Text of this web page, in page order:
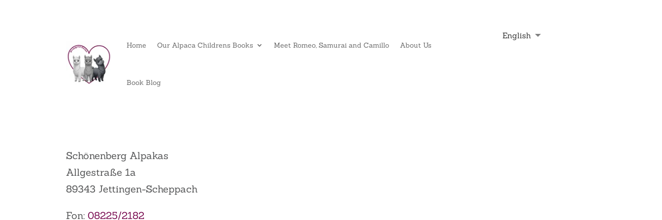
Home Our Alpaca Childrens Books Meet Romeo, Samurai and Camillo About Us
Book Blog
English
Schönenberg Alpakas
Allgestraße 1a
89343 Jettingen-Scheppach
Fon:08225/2182